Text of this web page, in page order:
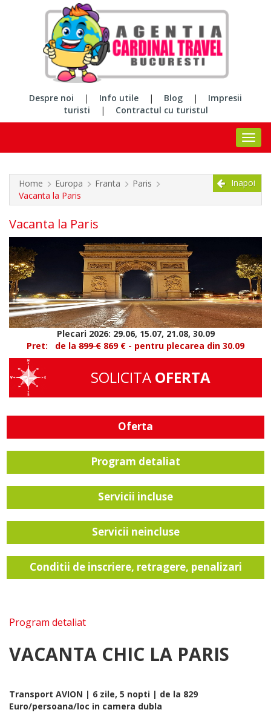
Despre noi | Info utile | Blog |
Impresii
turisti
| Contractul cu turistul
Home Europa Franta
Paris
Vacanta la Paris
Inapoi
Vacanta la Paris
Plecari 2026: 29.06, 15.07, 21.08, 30.09
Pret:
de la 899€ 869 € - pentru plecarea din 30.09
SOLICITA OFERTA
Oferta
Program detaliat
Servicii incluse
Servicii neincluse
Conditii de inscriere, retragere, penalizari
Program detaliat
VACANTA CHIC LA PARIS
Transport AVION | 6 zile, 5 nopti | de la 829
Euro/persoana/loc in camera dubla